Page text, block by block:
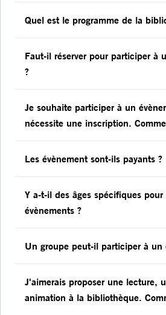
Quel est le programme de la
Faut-il réserver pour participer à
?
Je souhaite participer à un
nécessite une inscription.
Les évènement sont-ils payants ?
Y a-t-il des âges spécifiques
évènements ?
Un groupe peut-il participer à un
J'aimerais proposer une lecture,
animation à la bibliothèque.